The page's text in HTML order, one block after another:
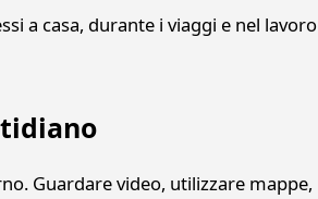
a casa, durante i viaggi e nel lavoro
Guardare video, utilizzare mappe,